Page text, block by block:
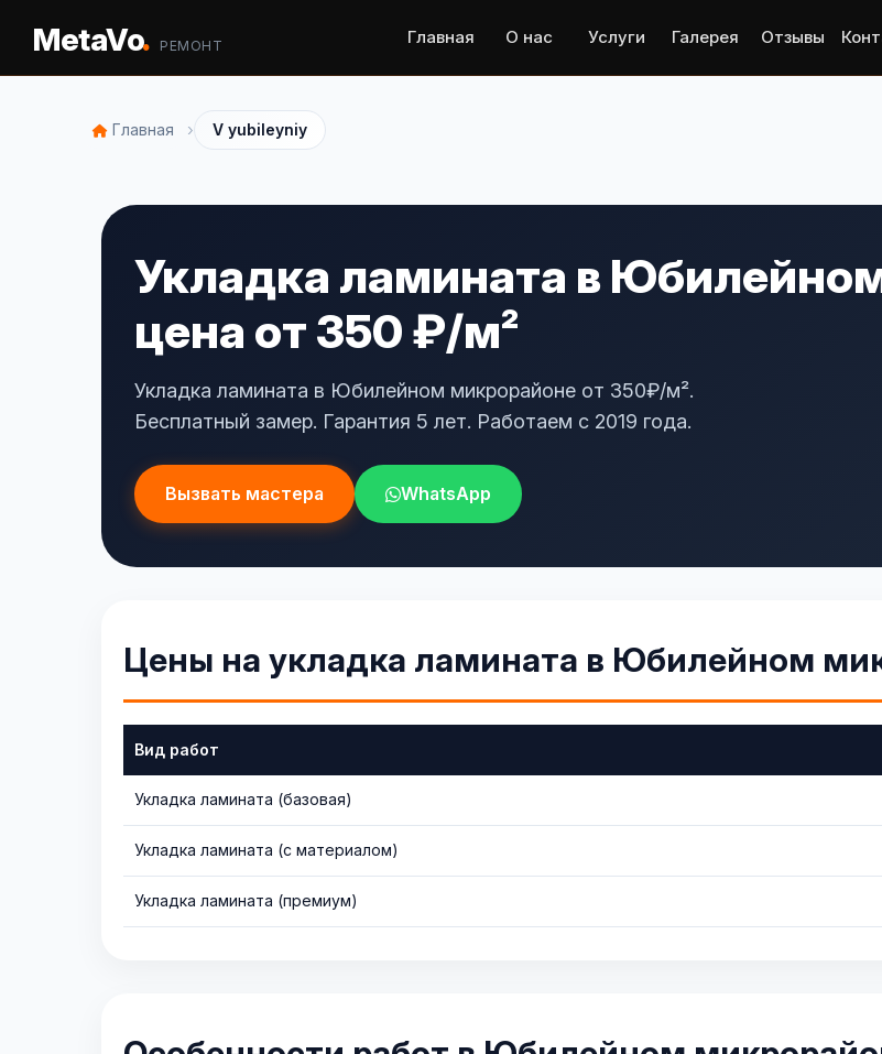
MetaVo. РЕМОНТ Главная О нас Услуги Галерея Отзывы
Главная › V yubileyniy
Укладка ламината в
цена от 350 ₽/м²
Укладка ламината в Юбилейном микрорайоне от 350₽/м².
Бесплатный замер. Гарантия 5 лет. Работаем с 2019 года.
Вызвать мастера WhatsApp
Цены на укладка ламината в Юбилейном
Вид работ
Укладка ламината (базовая)
Укладка ламината (с материалом)
Укладка ламината (премиум)